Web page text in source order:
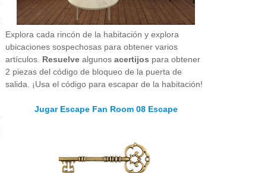
Explora cada rincón de la habitación y explora
ubicaciones sospechosas para obtener varios
artículos. Resuelve algunos acertijos para obtener
2 piezas del código de bloqueo de la puerta de
salida. ¡Usa el código para escapar de la habitación!
Jugar Escape Fan Room 08 Escape